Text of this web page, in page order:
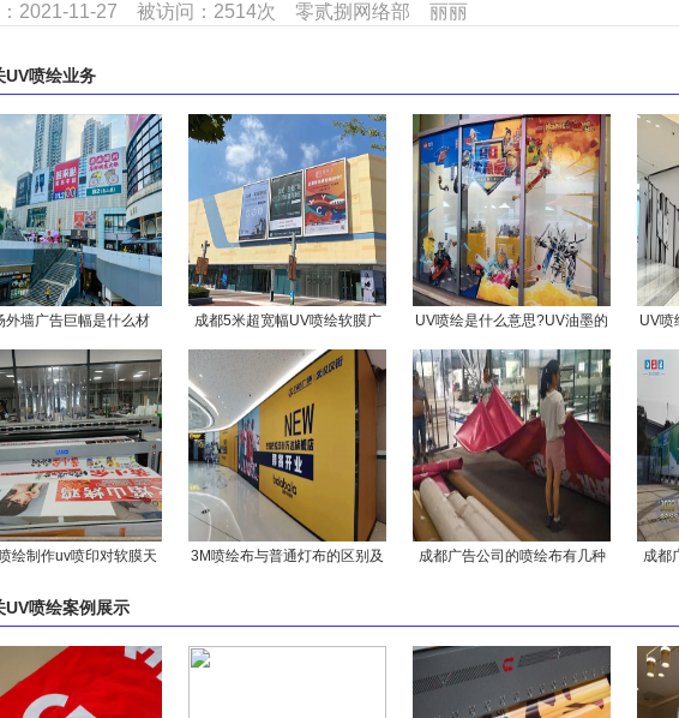
2021-11-27 被访问：2514次 零贰捌网络部 丽丽
UV喷绘业务
外墙广告巨幅是什么材
质？
成都5米超宽幅UV喷绘软膜广
告加工厂
UV喷绘是什么意思?UV油墨的
区别在于什么?
UV喷
绘制作uv喷印对软膜天
3M喷绘布与普通灯布的区别及
成都广告公司的喷绘布有几种
成都
UV喷绘案例 展示